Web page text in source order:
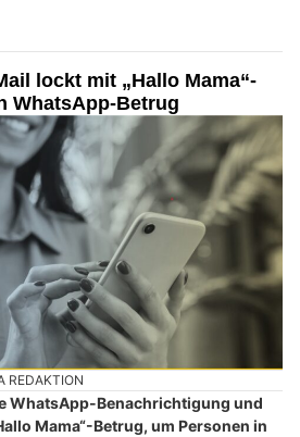
lockt mit „Hallo Mama“-
WhatsApp-Betrug
REDAKTION
WhatsApp-Benachrichtigung und
Mama“-Betrug, um Personen in